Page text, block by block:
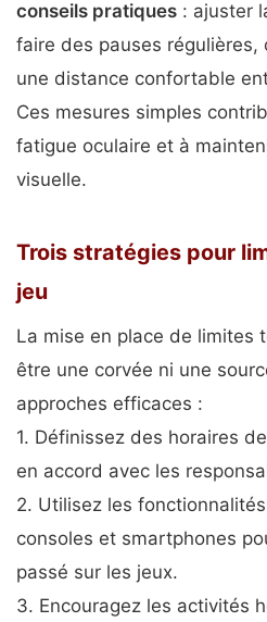
conseils pratiques : ajuster
faire des pauses régulières,
une distance confortable
Ces mesures simples
fatigue oculaire et à
visuelle.
Trois stratégies pour
jeu
La mise en place de limites
être une corvée ni une
approches efficaces :
1. Définissez des horaires
en accord avec les
2. Utilisez les
consoles et smartphones
passé sur les jeux.
3. Encouragez les activités